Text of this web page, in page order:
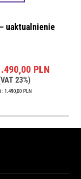
uaktualnienie
PLN
23%)
1.490,00 PLN